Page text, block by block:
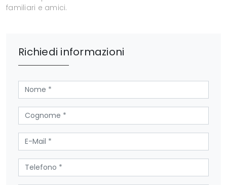
familiari e amici.
Richiedi informazioni